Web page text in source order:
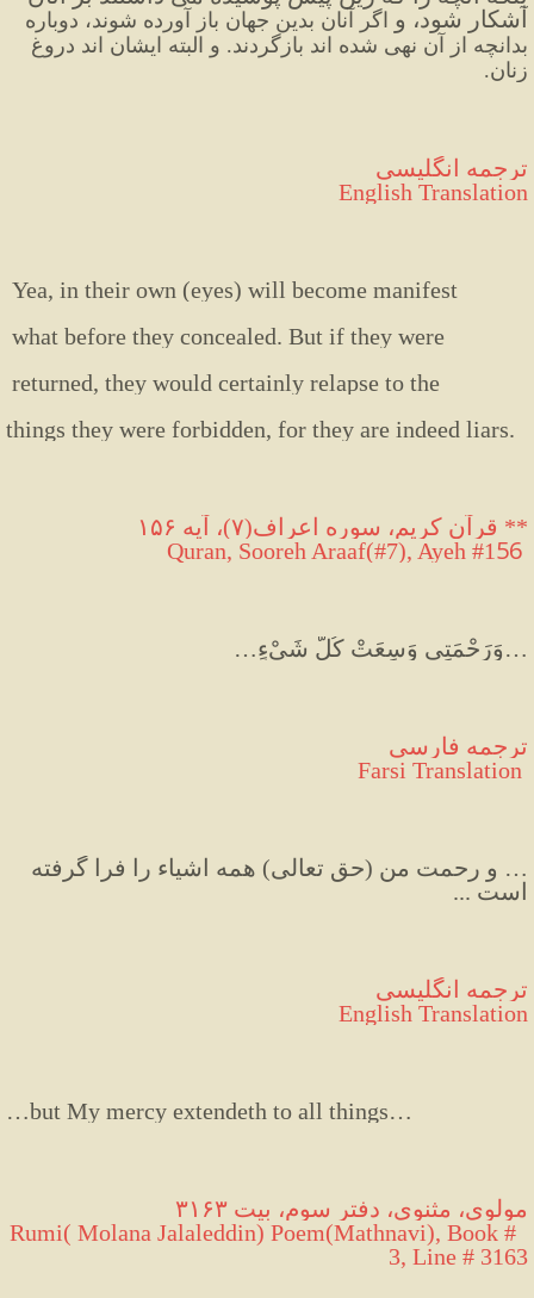
آشکار شود، و
بدانچه از آن
زنان.
ترجمه انگلیسی
English Translation
Yea, in their own (eyes) will become manifest
what before they concealed. But if they were
returned, they would certainly relapse to the
things they were forbidden, for they are indeed liars.
** قرآن كريم، سوره اعراف(۷)، آيه ۱۵۶
Quran, Sooreh Araaf(#7), Ayeh #1 56
…وَرَحْمَتِي وَسِعَتْ كُلَّ شَيْءٍ…
ترجمه فارسی
است ...
ترجمه انگلیسی
English Translation
…but My mercy extendeth to all things…
مولوی، مثنوی، دفتر سوم، بیت ۳۱۶۳
Rumi( Molana Jalaleddin) Poem(Mathnavi), Book #
3, Line # 3163